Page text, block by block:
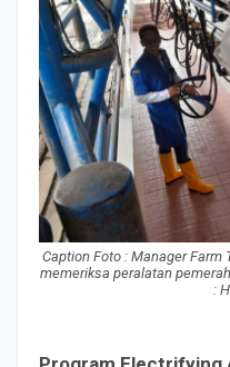
Caption Foto : Manager Farm
memeriksa peralatan
: